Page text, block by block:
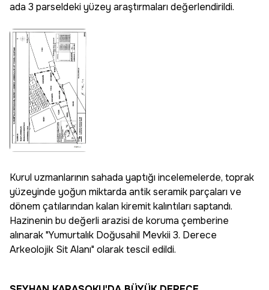
ada 3 parseldeki yüzey araştırmaları değerlendirildi.
Kurul uzmanlarının sahada yaptığı incelemelerde, toprak
yüzeyinde yoğun miktarda antik seramik parçaları ve
dönem çatılarından kalan kiremit kalıntıları saptandı.
Hazinenin bu değerli arazisi de koruma çemberine
alınarak "Yumurtalık Doğusahil Mevkii 3. Derece
Arkeolojik Sit Alanı" olarak tescil edildi.